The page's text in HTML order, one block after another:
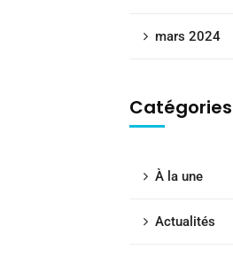
mars 2024
Catégories
À la une
Actualités